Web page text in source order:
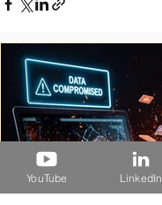
YouTube LinkedIn